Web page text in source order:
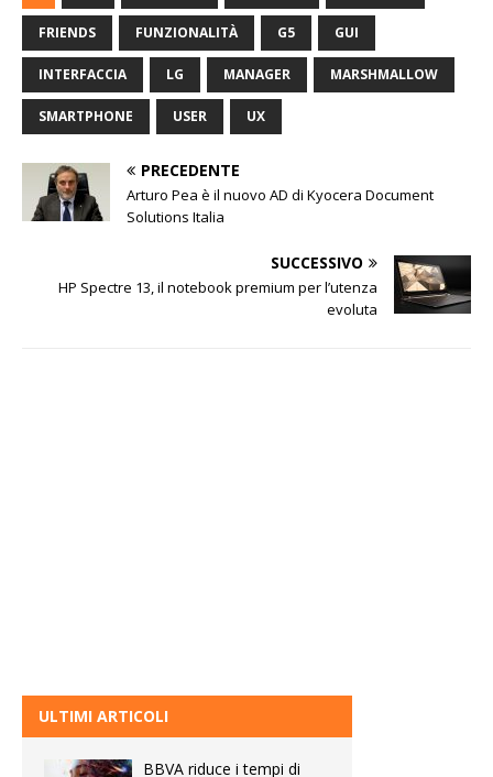
FRIENDS FUNZIONALITÀ G5 GUI
INTERFACCIA LG MANAGER MARSHMALLOW
SMARTPHONE USER UX
PRECEDENTE
Arturo Pea è il nuovo AD di Kyocera Document
Solutions Italia
SUCCESSIVO
HP Spectre 13, il notebook premium per l’utenza
evoluta
ULTIMI ARTICOLI
BBVA riduce i tempi di